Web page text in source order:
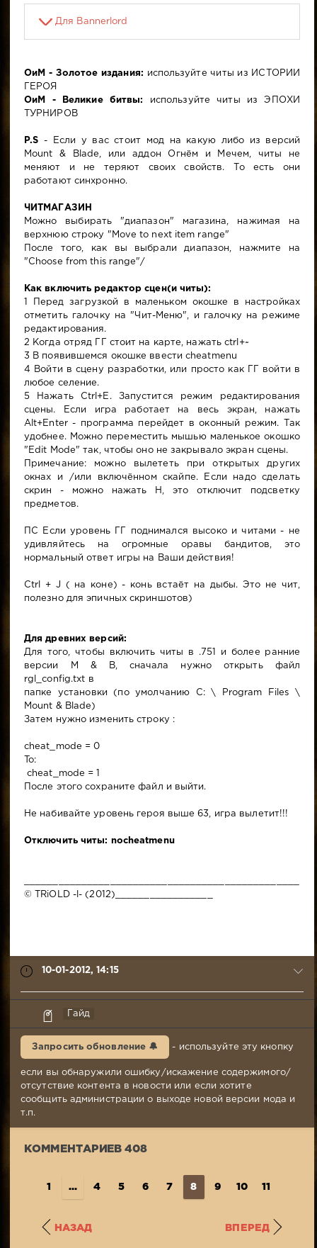
Для Bannerlord
ОиМ - Золотое издания: используйте читы из ИСТОРИИ
ГЕРОЯ
ОиМ - Великие битвы:
используйте читы из ЭПОХИ
ТУРНИРОВ
P.S - Если у вас стоит мод на какую либо из версий
Mount & Blade, или аддон Огнём и Мечем, читы не
меняют и не теряют своих свойств. То есть они
работают синхронно.
ЧИТМАГАЗИН
Можно выбирать "диапазон" магазина, нажимая на
верхнюю строку "Move to next item range"
После того, как вы выбрали диапазон, нажмите на
"Choose from this range"/
Как включить редактор сцен(и читы):
1 Перед загрузкой в маленьком окошке в настройках
отметить галочку на "Чит-Меню", и галочку на режиме
редактирования.
2 Когда отряд ГГ стоит на карте, нажать ctrl+~
3 В появившемся окошке ввести cheatmenu
4 Войти в сцену разработки, или просто как ГГ войти в
любое селение.
5 Нажать Ctrl+E. Запустится режим редактирования
сцены. Если игра работает на весь экран, нажать
Alt+Enter - программа перейдет в оконный режим. Так
удобнее. Можно переместить мышью маленькое окошко
"Edit Mode" так, чтобы оно не закрывало экран сцены.
Примечание: можно вылететь при открытых других
окнах и /или включённом скайпе. Если надо сделать
скрин - можно нажать H, это отключит подсветку
предметов.
ПС Если уровень ГГ поднимался высоко и читами - не
удивляйтесь на огромные оравы бандитов, это
нормальный ответ игры на Ваши действия!
Ctrl + J ( на коне) - конь встаёт на дыбы. Это не чит,
полезно для эпичных скриншотов)
Для древних версий:
Для того, чтобы включить читы в .751 и более ранние
версии M & B, сначала нужно открыть файл
rgl_config.txt в
папке установки (по умолчанию C: \ Program Files \
Mount & Blade)
Затем нужно изменить строку :
cheat_mode = 0
To:
cheat_mode = 1
После этого сохраните файл и выйти.
Не набивайте уровень героя выше 63, игра вылетит!!!
Отключить читы: nocheatmenu
© TRiOLD -l- (2012)_________________
10-01-2012, 14:15
TRiOLD
10-
408
Гайд
Запросить обновление 🔔 - используйте эту кнопку
если вы обнаружили ошибку/искажение содержимого/
отсутствие контента в новости или если хотите
сообщить администрации о выходе новой версии мода и
т.п.
КОММЕНТАРИЕВ 408
1 ... 4 5 6 7 8 9 10 11
НАЗАД ВПЕРЕД